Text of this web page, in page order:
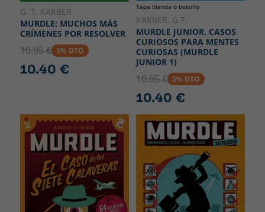
G. T. KARBER
MURDLE: MUCHOS MÁS
CRÍMENES POR RESOLVER
10.95 € 5% DTO
10.40 €
Tapa blanda o bolsillo
KARBER, G.T.
MURDLE JUNIOR. CASOS
CURIOSOS PARA MENTES
CURIOSAS (MURDLE
JUNIOR 1)
10.95 € 5% DTO
10.40 €